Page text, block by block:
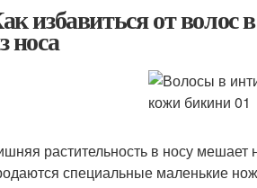
избавиться от
носа
растительность в носу
специальные маленькие